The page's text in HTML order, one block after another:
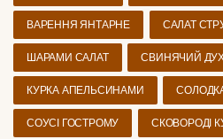
ВАРЕННЯ ЯНТАРНЕ САЛАТ
ШАРАМИ САЛАТ СВИНЯЧИЙ
КУРКА АПЕЛЬСИНАМИ
СОУСІ ГОСТРОМУ СКОВОРОДІ